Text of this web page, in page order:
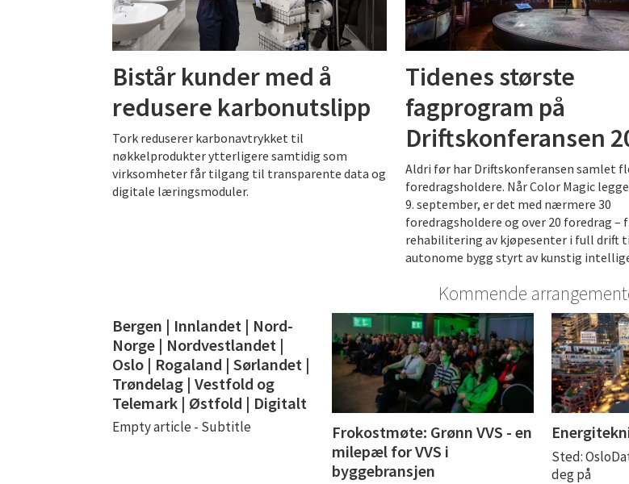
Bistår kunder med å
redusere karbonutslipp
Tork reduserer karbonavtrykket til
nøkkelprodukter ytterligere samtidig som
virksomheter får tilgang til transparente data og
digitale læringsmoduler.
Tidenes største
fagprogram på
Driftskonferansen
Aldri før har Driftskonferansen samlet
foredragsholdere. Når Color Magic
9. september, er det med nærmere 30
foredragsholdere og over 20 foredrag –
rehabilitering av kjøpesenter i full drift
autonome bygg styrt av kunstig
Kommende
Bergen | Innlandet | Nord-
Norge | Nordvestlandet |
Oslo | Rogaland | Sørlandet |
Trøndelag | Vestfold og
Telemark | Østfold | Digitalt
Empty article - Subtitle
Frokostmøte: Grønn VVS - en
milepæl for VVS i
byggebransjen
Sted:
deg på